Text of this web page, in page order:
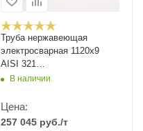
Труба нержавеющая
электросварная 1120х9
AISI 321
12Х18Н10Т/08Х18Н10Т
В наличии
Цена:
257 045 руб./т